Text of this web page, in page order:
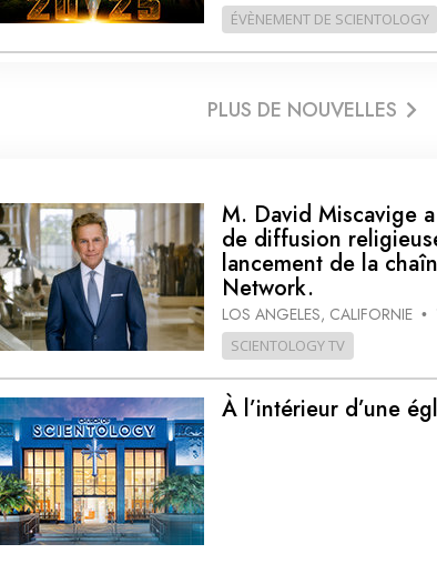
ÉVÈNEMENT DE SCIENTOLOGY
PLUS DE NOUVELLES
M. David Miscavige
de diffusion
lancement de la
Network.
LOS ANGELES, CALIFORNIE •
SCIENTOLOGY TV
À l’intérieur d’une